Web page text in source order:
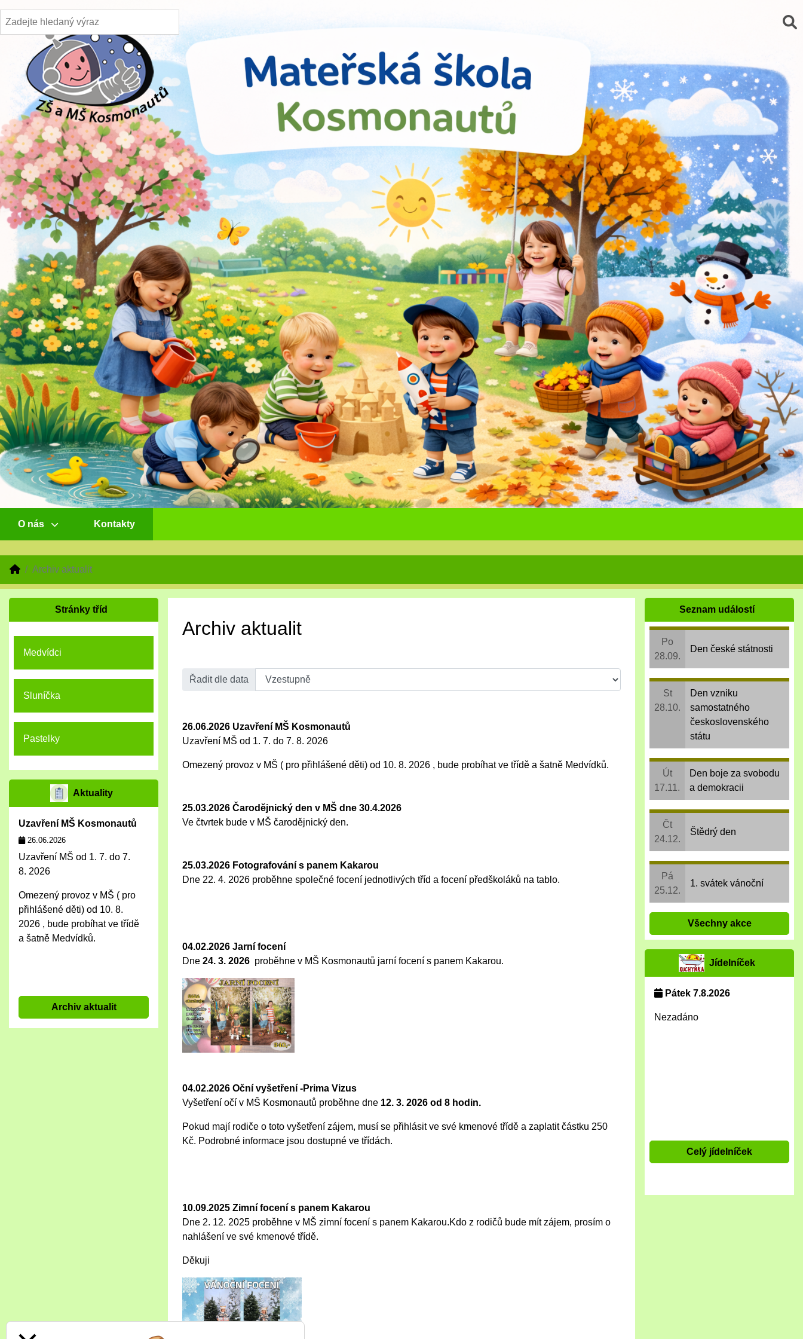
O nás Kontakty
Archiv aktualit
Archiv aktualit
Řadit dle data
26.06.2026 Uzavření MŠ Kosmonautů
Uzavření MŠ od 1. 7. do 7. 8. 2026
Omezený provoz v MŠ ( pro přihlášené děti) od 10. 8. 2026 , bude probíhat ve třídě a šatně Medvídků.
25.03.2026 Čarodějnický den v MŠ dne 30.4.2026
Ve čtvrtek bude v MŠ čarodějnický den.
25.03.2026 Fotografování s panem Kakarou
Dne 22. 4. 2026 proběhne společné focení jednotlivých tříd a focení předškoláků na tablo.
04.02.2026 Jarní focení
Dne 24. 3. 2026 proběhne v MŠ Kosmonautů jarní focení s panem Kakarou.
04.02.2026 Oční vyšetření -Prima Vizus
Vyšetření očí v MŠ Kosmonautů proběhne dne 12. 3. 2026 od 8 hodin.
Pokud mají rodiče o toto vyšetření zájem, musí se přihlásit ve své kmenové třídě a zaplatit částku 250
Kč. Podrobné informace jsou dostupné ve třídách.
10.09.2025 Zimní focení s panem Kakarou
Dne 2. 12. 2025 proběhne v MŠ zimní focení s panem Kakarou.Kdo z rodičů bude mít zájem, prosím o
nahlášení ve své kmenové třídě.
Děkuji
Stránky tříd
Medvídci
Sluníčka
Pastelky
Aktuality
Uzavření MŠ Kosmonautů
26.06.2026
Uzavření MŠ od 1. 7. do 7.
8. 2026
Omezený provoz v MŠ ( pro
přihlášené děti) od 10. 8.
2026 , bude probíhat ve třídě
a šatně Medvídků.
Archiv aktualit
Seznam událostí
Po
28.09.
Den české státnosti
St
28.10.
Den vzniku
samostatného
československého
státu
Út
17.11.
Den boje za svobodu
a demokracii
Čt
24.12.
Štědrý den
Pá
25.12.
1. svátek vánoční
Všechny akce
Jídelníček
Pátek 7.8.2026
Nezadáno
Celý jídelníček